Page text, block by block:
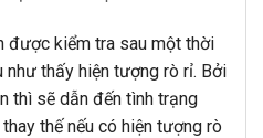
được kiểm tra sau một thời
thấy hiện tượng rò rỉ. Bởi
thì sẽ dẫn đến tình trạng
thế nếu có hiện tượng rò